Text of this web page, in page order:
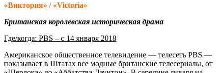
«Виктория» / «Victoria»
Британская королевская историческая драма
Где/когда: PBS – с 14 января 2018
Американское общественное телевидение — телесеть PBS —
показывает в Штатах все модные британские телесериалы, от